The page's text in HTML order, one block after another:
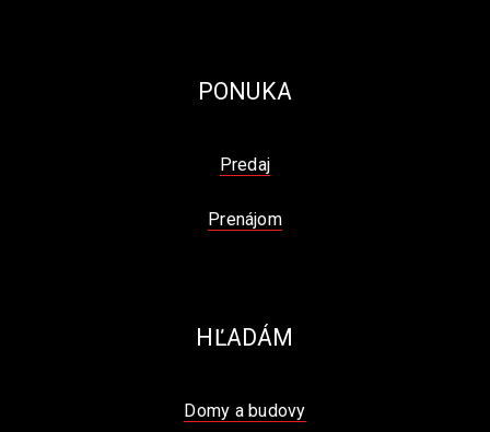
PONUKA
Predaj
Prenájom
HĽADÁM
Domy a budovy